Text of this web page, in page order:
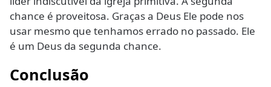
chance é proveitosa. Graças a Deus Ele pode nos
usar mesmo que tenhamos errado no passado. Ele
é um Deus da segunda chance.
Conclusão